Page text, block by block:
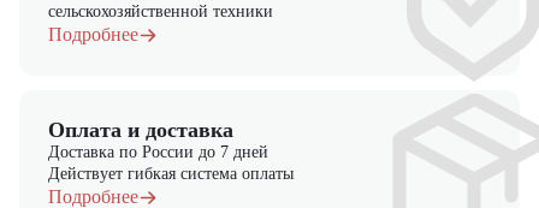
сельскохозяйственной техники
Подробнее
Оплата и доставка
Доставка по России до 7 дней
Действует гибкая система оплаты
Подробнее